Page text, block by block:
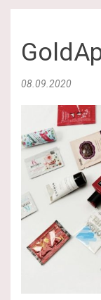
08.09.2020